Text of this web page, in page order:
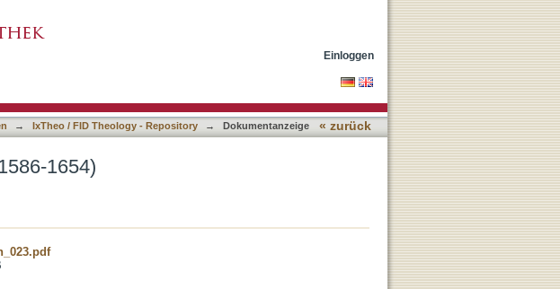
Einloggen
→ IxTheo / FID Theology - Repository → Dokumentanzeige « zurück
1654)